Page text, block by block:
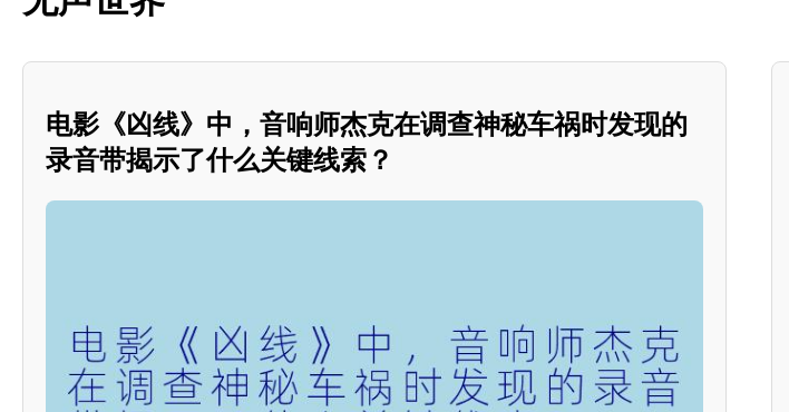
电影《凶线》中，音响师杰克在调查神秘车祸时发现的
录音带揭示了什么关键线索？